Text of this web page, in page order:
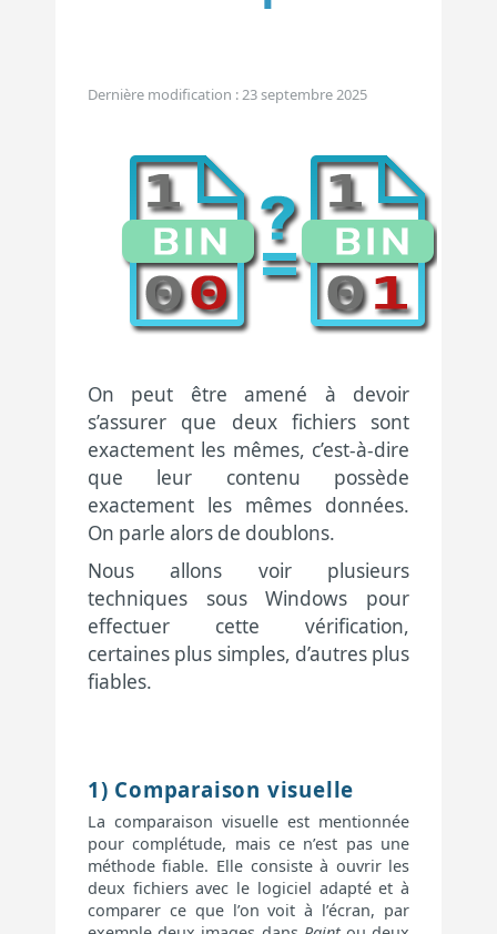
Dernière modification : 23 septembre 2025
On peut être amené à devoir
s’assurer que deux fichiers sont
exactement les mêmes, c’est-à-dire
que leur contenu possède
exactement les mêmes données.
On parle alors de doublons.
Nous allons voir plusieurs
techniques sous Windows pour
effectuer cette vérification,
certaines plus simples, d’autres plus
fiables.
1) Comparaison visuelle
La comparaison visuelle est mentionnée
pour complétude, mais ce n’est pas une
méthode fiable. Elle consiste à ouvrir les
deux fichiers avec le logiciel adapté et à
comparer ce que l’on voit à l’écran, par